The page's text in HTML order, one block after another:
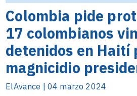
Colombia pide
17 colombianos
detenidos en Haití
magnicidio
ElAvance | 04 marzo 2024